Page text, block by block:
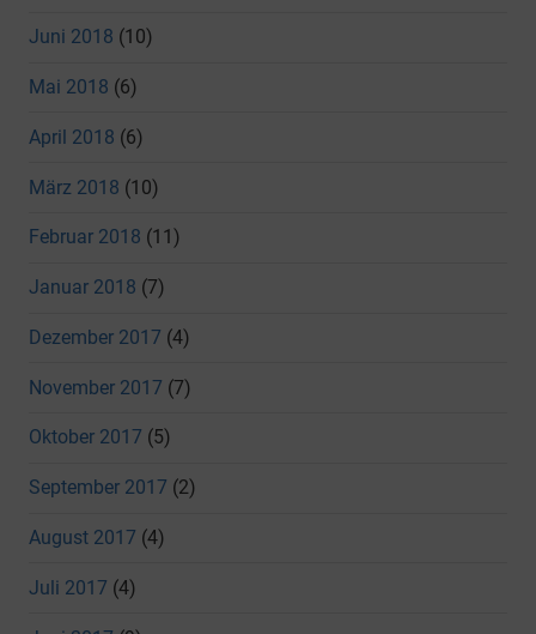
Juni 2018 (10)
Mai 2018 (6)
April 2018 (6)
März 2018 (10)
Februar 2018 (11)
Januar 2018 (7)
Dezember 2017 (4)
November 2017 (7)
Oktober 2017 (5)
September 2017 (2)
August 2017 (4)
Juli 2017 (4)